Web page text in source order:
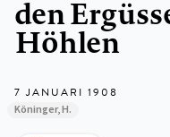
den
Höhlen
7 JANUARI 1908
Köninger, H.